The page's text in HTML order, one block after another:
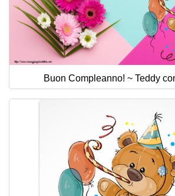
Buon Compleanno! ~ Teddy